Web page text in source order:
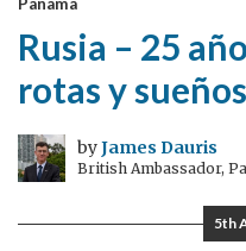
Rusia – 25
rotas y
byJames Dauris
British Ambassador,
5th